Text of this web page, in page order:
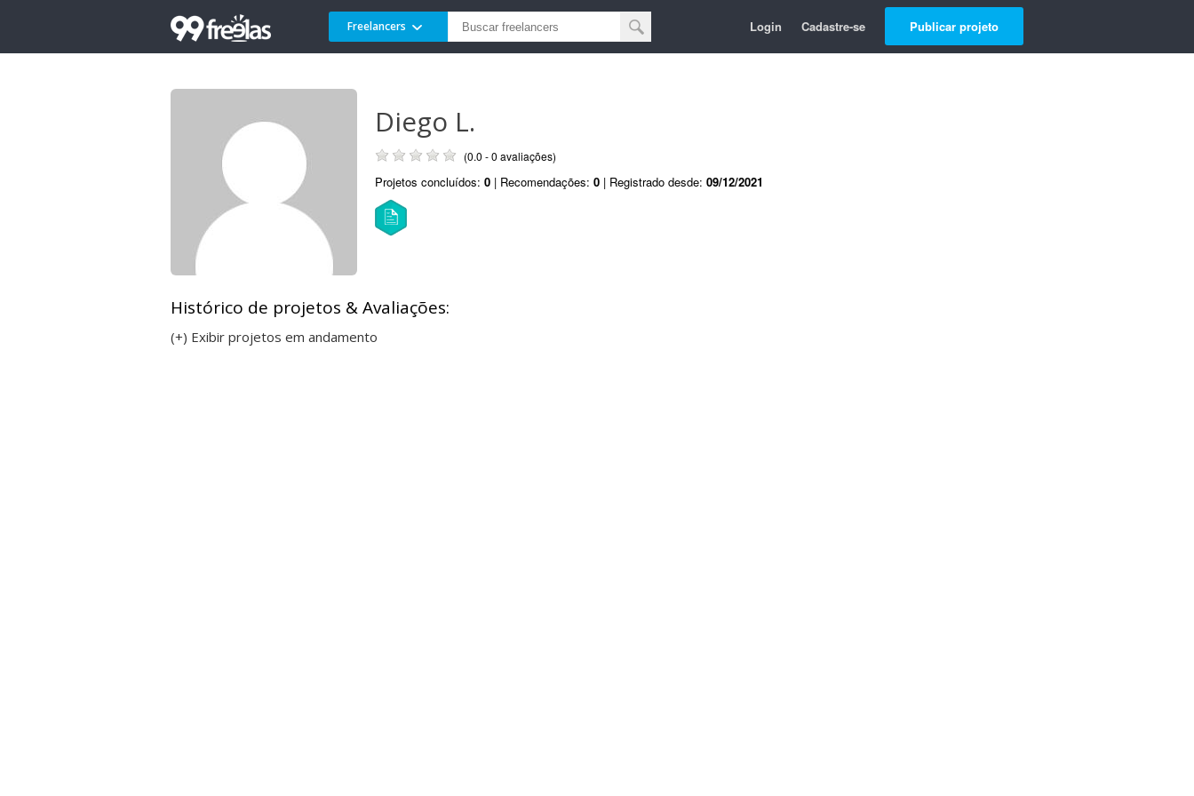
Freelancers Login Cadastre-se Publicar projeto
Diego L.
(0.0 - 0 avaliações)
Projetos concluídos: 0 | Recomendações: 0 | Registrado desde: 09/12/2021
Histórico de projetos & Avaliações:
(+) Exibir projetos em andamento